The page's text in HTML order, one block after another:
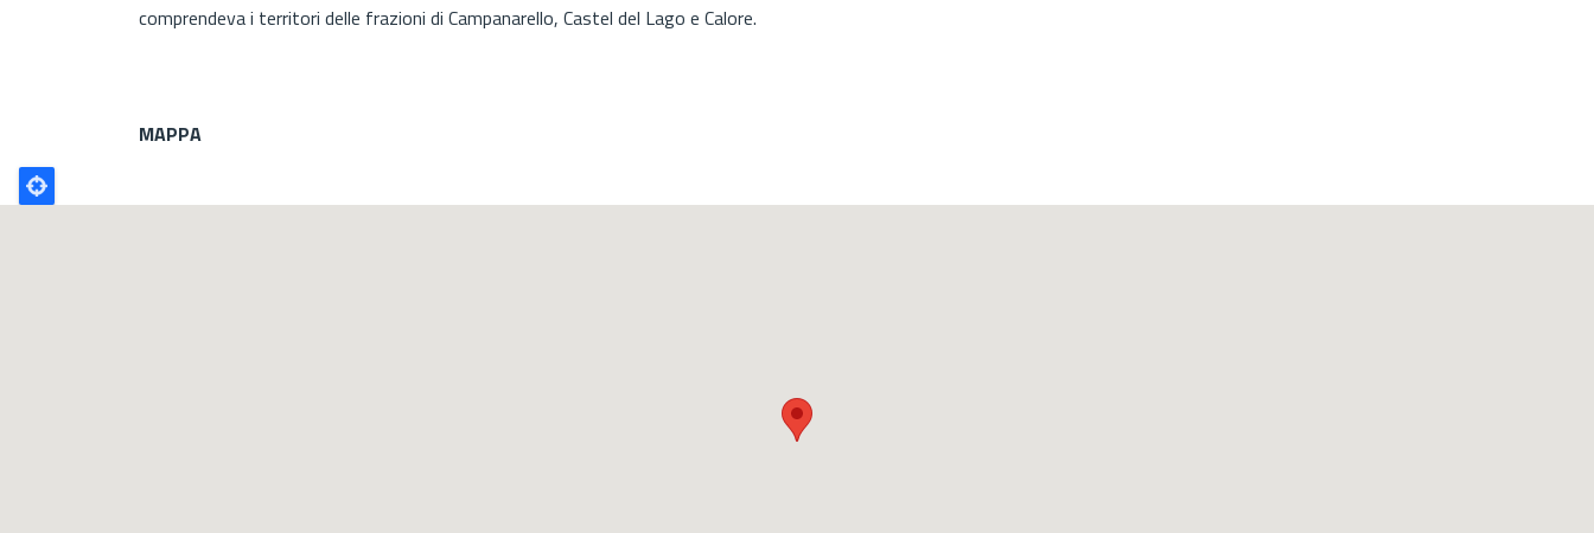
comprendeva i territori delle frazioni di Campanarello, Castel del Lago e Calore.
MAPPA
Poligono
GEO